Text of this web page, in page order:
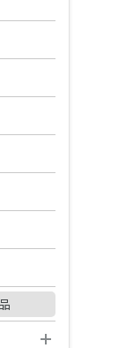
ン
トラ
オノ
ー
ン
料
ナー
ナー
ョナー
ス
ス
ショ
リ
ハ
ト フ
Gメッ
ン
ィ
ス・
バ
)
ラン
模
模型
ケー
NEO
影用